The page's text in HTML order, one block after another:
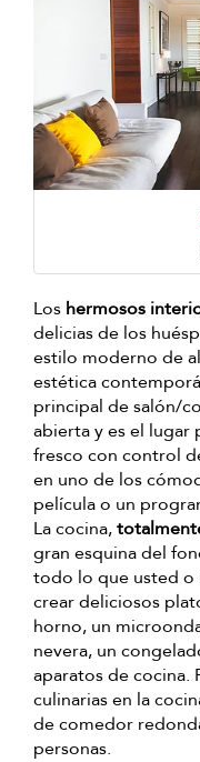
Los hermosos
delicias de los
estilo moderno de
estética
principal de salón/
abierta y es el
fresco con control
en uno de los
película o un
La cocina,
gran esquina del
todo lo que usted o
crear deliciosos
horno, un
nevera, un
aparatos de cocina.
culinarias en la
de comedor
personas.